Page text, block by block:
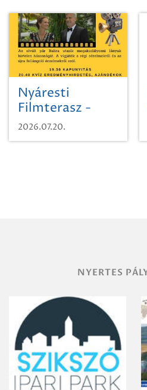
Nyáresti
Filmterasz -
Beugró a
Paradicsomba
2026.07.20.
NYERTES